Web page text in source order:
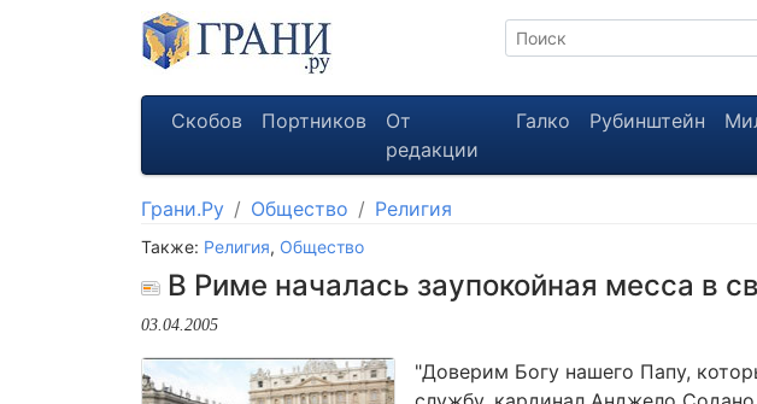
Скобов Портников
От
редакции
Галко Рубинштейн
Грани.Ру Общество Религия
Также: Религия, Общество
В Риме началась заупокойная месса в
03.04.2005
"Доверим Богу нашего Папу,